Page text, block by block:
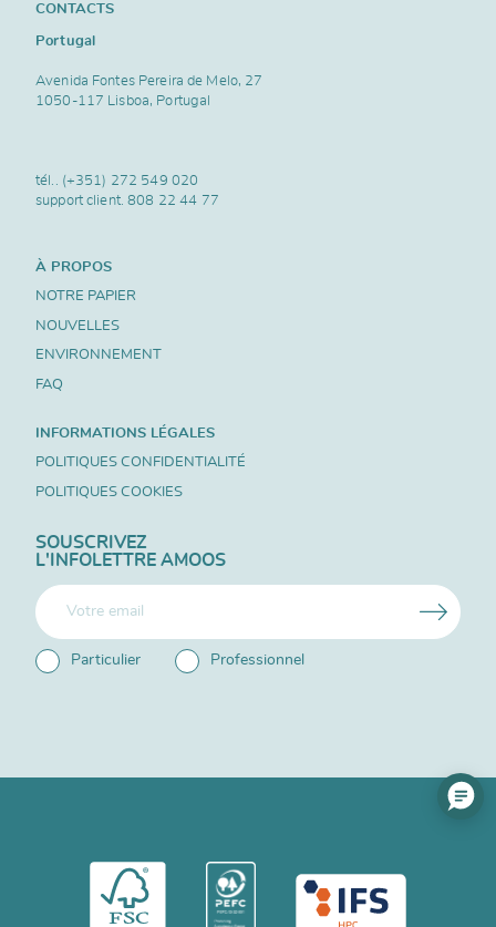
CONTACTS
Portugal
Avenida Fontes Pereira de Melo, 27
1050-117 Lisboa, Portugal
tél.. (+351) 272 549 020
support client.808 22 44 77
À PROPOS
NOTRE PAPIER
NOUVELLES
ENVIRONNEMENT
FAQ
INFORMATIONS LÉGALES
POLITIQUES CONFIDENTIALITÉ
POLITIQUES COOKIES
SOUSCRIVEZ
L'INFOLETTRE AMOOS
Particulier Professionnel